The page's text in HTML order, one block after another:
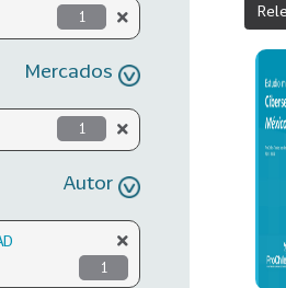
1
Mercados
1
Autor
1